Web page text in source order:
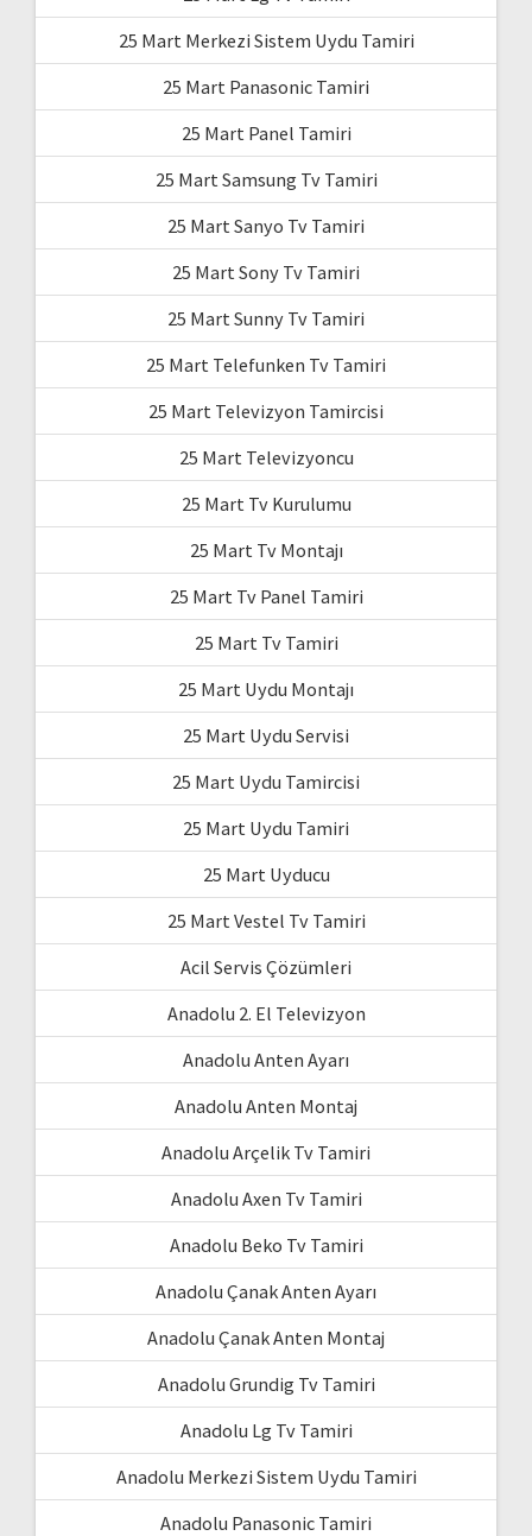
25 Mart Merkezi Sistem Uydu Tamiri
25 Mart Panasonic Tamiri
25 Mart Panel Tamiri
25 Mart Samsung Tv Tamiri
25 Mart Sanyo Tv Tamiri
25 Mart Sony Tv Tamiri
25 Mart Sunny Tv Tamiri
25 Mart Telefunken Tv Tamiri
25 Mart Televizyon Tamircisi
25 Mart Televizyoncu
25 Mart Tv Kurulumu
25 Mart Tv Montajı
25 Mart Tv Panel Tamiri
25 Mart Tv Tamiri
25 Mart Uydu Montajı
25 Mart Uydu Servisi
25 Mart Uydu Tamircisi
25 Mart Uydu Tamiri
25 Mart Uyducu
25 Mart Vestel Tv Tamiri
Acil Servis Çözümleri
Anadolu 2. El Televizyon
Anadolu Anten Ayarı
Anadolu Anten Montaj
Anadolu Arçelik Tv Tamiri
Anadolu Axen Tv Tamiri
Anadolu Beko Tv Tamiri
Anadolu Çanak Anten Ayarı
Anadolu Çanak Anten Montaj
Anadolu Grundig Tv Tamiri
Anadolu Lg Tv Tamiri
Anadolu Merkezi Sistem Uydu Tamiri
Anadolu Panasonic Tamiri